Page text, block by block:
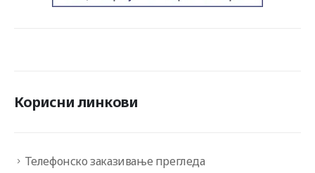
Корисни линкови
Телефонско заказивање прегледа